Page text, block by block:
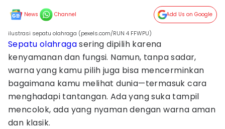
News Channel Add Us on Google
ilustrasi sepatu olahraga (pexels.com/RUN 4 FFWPU)
Sepatu olahragasering dipilih karena
kenyamanan dan fungsi. Namun, tanpa sadar,
warna yang kamu pilih juga bisa mencerminkan
bagaimana kamu melihat dunia—termasuk cara
menghadapi tantangan. Ada yang suka tampil
mencolok, ada yang nyaman dengan warna aman
dan klasik.